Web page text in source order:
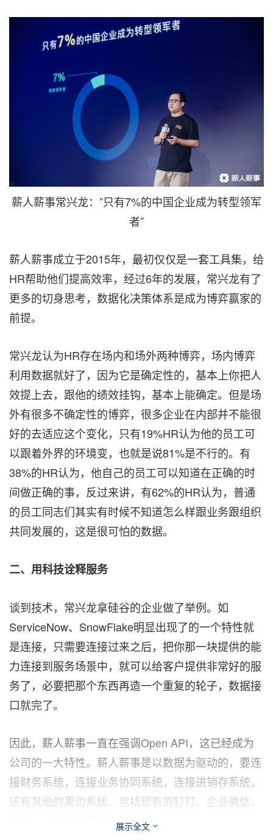
薪人薪事常兴龙：”只有7%的中国企业成为转型领军
者”
薪人薪事成立于2015年，最初仅仅是一套工具集，给
HR帮助他们提高效率，经过6年的发展，常兴龙有了
更多的切身思考，数据化决策体系是成为博弈赢家的
前提。
常兴龙认为HR存在场内和场外两种博弈，场内博弈
利用数据就好了，因为它是确定性的，基本上你把人
效提上去，跟他的绩效挂钩，基本上能确定。但是场
外有很多不确定性的博弈，很多企业在内部并不能很
好的去适应这个变化，只有19%HR认为他的员工可
以跟着外界的环境变，也就是说81%是不行的。有
38%的HR认为，他自己的员工可以知道在正确的时
间做正确的事，反过来讲，有62%的HR认为，普通
的员工同志们其实有时候不知道怎么样跟业务跟组织
共同发展的，这是很可怕的数据。
二、 用科技诠释服务
谈到技术，常兴龙拿硅谷的企业做了举例。如
ServiceNow、SnowFlake明显出现了的一个特性就
是连接，只需要连接过来之后，把你那一块提供的能
力连接到服务场景中，就可以给客户提供非常好的服
务了，必要把那个东西再造一个重复的轮子，数据接
口就完了。
因此，薪人薪事一直在强调Open API，这已经成为
公司的一大特性。薪人薪事是以数据为驱动的，要连
接财务系统，连接业务协同系统，连接进销存系统，
还有其他的周边系统，包括现有的钉钉、企业微信、
飞书，这些都全面连接了。
展示全文